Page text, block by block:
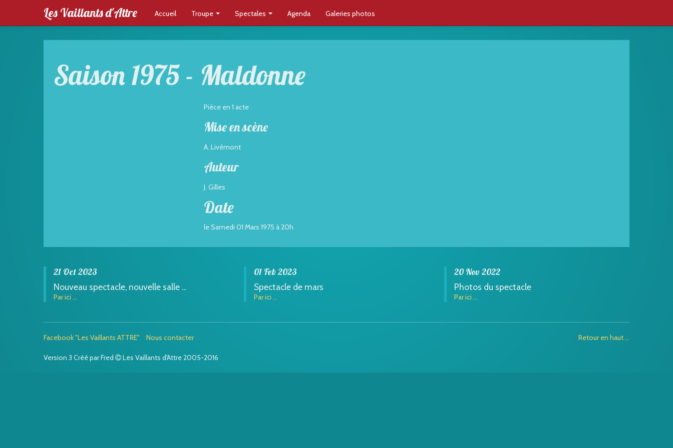
Les Vaillants d'Attre Accueil Troupe Spectales Agenda Galeries photos
Saison 1975 - Maldonne
Pièce en 1 acte
Mise en scène
A. Livémont
Auteur
J. Gilles
Date
le Samedi 01 Mars 1975 à 20h
21 Oct 2023
Nouveau spectacle, nouvelle salle ...
Par ici ...
01 Feb 2023
Spectacle de mars
Par ici ...
20 Nov 2022
Photos du spectacle
Par ici ...
Retour en haut ...
Facebook "Les Vaillants ATTRE" Nous contacter
Version 3 Créé par Fred Les Vaillants d'Attre 2005-2016